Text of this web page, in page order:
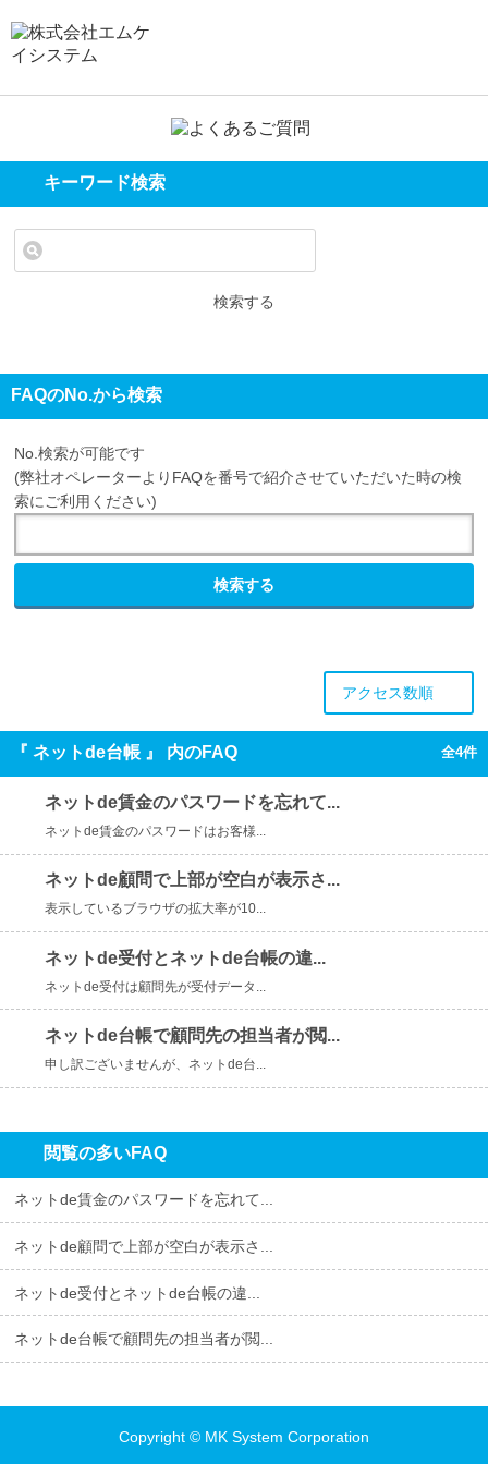
キーワード検索
検索する
FAQのNo.から検索
No.検索が可能です
(弊社オペレーターよりFAQを番号で紹介させていただいた時の検
索にご利用ください)
検索する
アクセス数順
『 ネットde台帳 』 内のFAQ 全4件
ネットde賃金のパスワードを忘れて...
ネットde賃金のパスワードはお客様...
ネットde顧問で上部が空白が表示さ...
表示しているブラウザの拡大率が10...
ネットde受付とネットde台帳の違...
ネットde受付は顧問先が受付データ...
ネットde台帳で顧問先の担当者が閲...
申し訳ございませんが、ネットde台...
閲覧の多いFAQ
ネットde賃金のパスワードを忘れて...
ネットde顧問で上部が空白が表示さ...
ネットde受付とネットde台帳の違...
ネットde台帳で顧問先の担当者が閲...
Copyright MK System Corporation